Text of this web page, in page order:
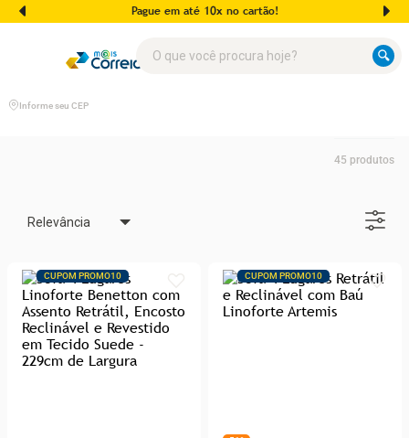
Pague em até 10x no cartão!
Informe seu CEP
45 produtos
Relevância
CUPOM PROMO10 CUPOM PROMO10